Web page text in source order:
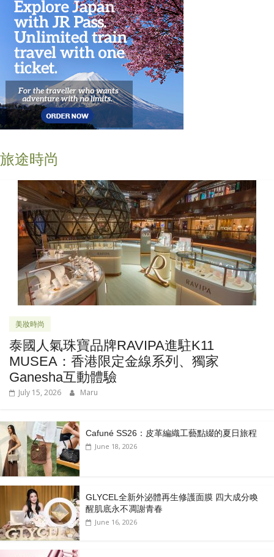
旅途時尚
美妝時尚
泰國人氣珠寶品牌RAVIPA進駐K11
MUSEA：香港限定金線系列、獨家
Ganesha互動體驗
July 15, 2026 Maru
Cafuné SS26：皮革編織工藝點綴的夏日旅程
June 18, 2026
GLYCEL全新外泌體再生修護面膜 四大成分喚
醒肌底永不凋謝青春
June 16, 2026